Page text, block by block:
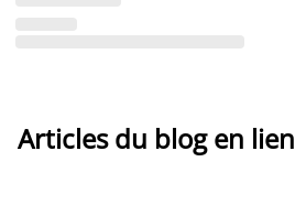
Articles du blog en lien